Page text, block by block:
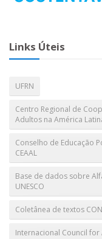
Links Úteis
UFRN
Centro Regional de
Adultos na América
Conselho de Educação
CEAAL
Base de dados sobre
UNESCO
Coletânea de textos
Internacional Council for